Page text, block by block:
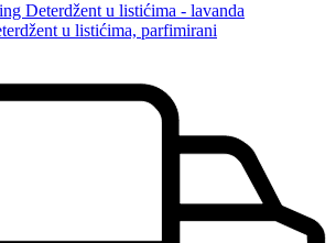
Deterdžent u listićima - lavanda
u listićima, parfimirani